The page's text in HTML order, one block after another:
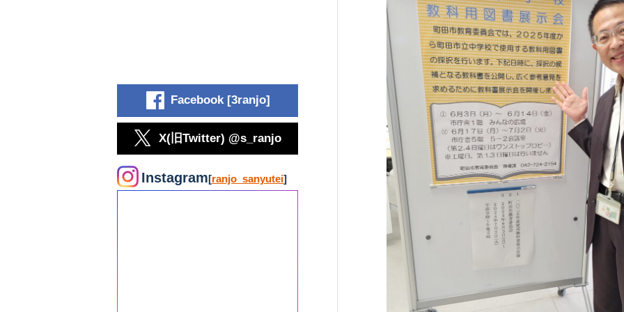
Facebook [3ranjo]
X(旧Twitter) @s_ranjo
Instagram[ranjo_sanyutei]